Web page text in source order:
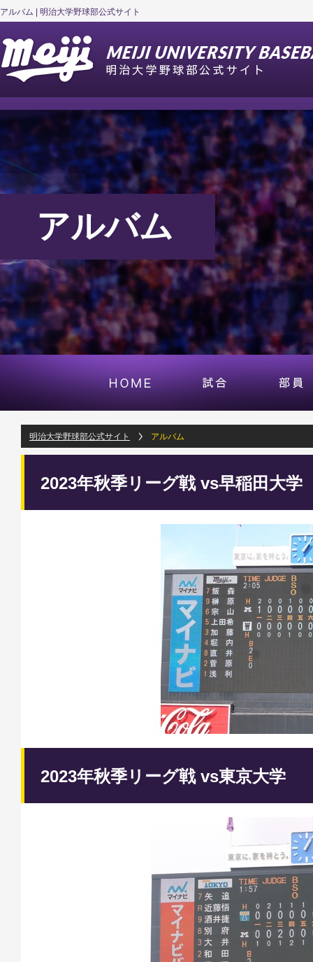
アルバム | 明治大学野球部公式サイト
アルバム
明治大学野球部公式サイト アルバム
2023年秋季リーグ戦 vs早稲田大学
2023年秋季リーグ戦 vs東京大学